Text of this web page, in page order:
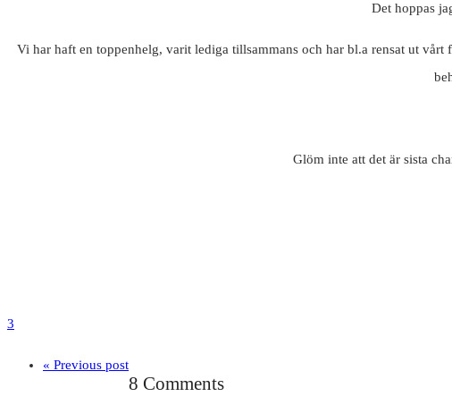
Det hoppas
Vi har haft en toppenhelg, varit lediga tillsammans och har bl.a rensat ut
Glöm inte att det är sista
3
« Previous post
8 Comments